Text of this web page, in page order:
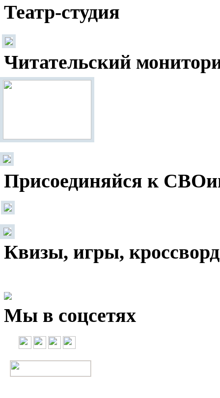
Театр-студия
Читательский
Присоединяйся к
Квизы, игры,
Мы в соцсетях